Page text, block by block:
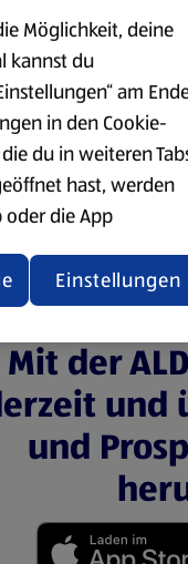
&
Mit der
und
und
Möglichkeit, deine
kannst du
am
in den Cookie-
du in weiteren
hast, werden
oder die App
wieder geöffnet
Einstellungen